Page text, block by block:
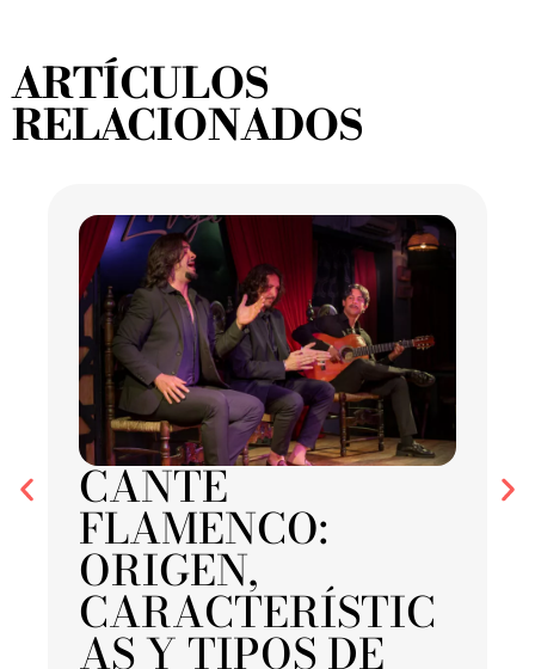
ARTÍCULOS
RELACIONADOS
CANTE
FLAMENCO:
ORIGEN,
CARACTERÍSTIC
AS Y TIPOS DE